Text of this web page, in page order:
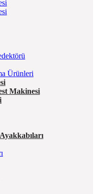
Ürünleri
Makinesi